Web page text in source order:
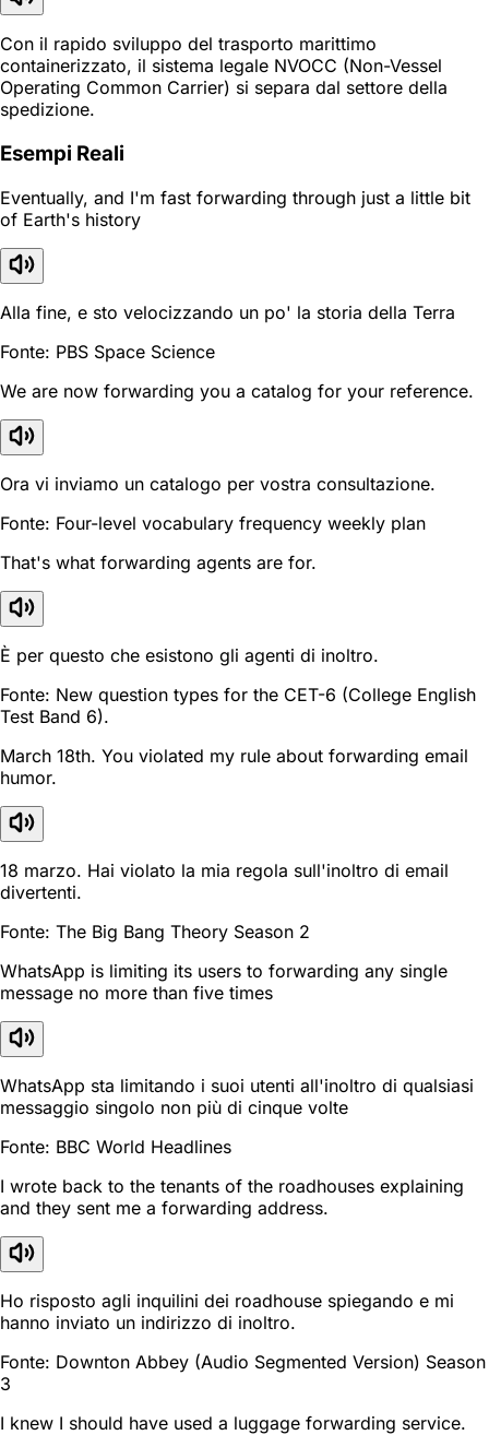
Con il rapido sviluppo del trasporto marittimo
containerizzato, il sistema legale NVOCC (Non-Vessel
Operating Common Carrier) si separa dal settore della
spedizione.
Esempi Reali
Eventually, and I'm fast forwarding through just a little bit
of Earth's history
Alla fine, e sto velocizzando un po' la storia della Terra
Fonte: PBS Space Science
We are now forwarding you a catalog for your reference.
Ora vi inviamo un catalogo per vostra consultazione.
Fonte: Four-level vocabulary frequency weekly plan
That's what forwarding agents are for.
È per questo che esistono gli agenti di inoltro.
Fonte: New question types for the CET-6 (College English
Test Band 6).
March 18th. You violated my rule about forwarding email
humor.
18 marzo. Hai violato la mia regola sull'inoltro di email
divertenti.
Fonte: The Big Bang Theory Season 2
WhatsApp is limiting its users to forwarding any single
message no more than five times
WhatsApp sta limitando i suoi utenti all'inoltro di qualsiasi
messaggio singolo non più di cinque volte
Fonte: BBC World Headlines
I wrote back to the tenants of the roadhouses explaining
and they sent me a forwarding address.
Ho risposto agli inquilini dei roadhouse spiegando e mi
hanno inviato un indirizzo di inoltro.
Fonte: Downton Abbey (Audio Segmented Version) Season
3
I knew I should have used a luggage forwarding service.